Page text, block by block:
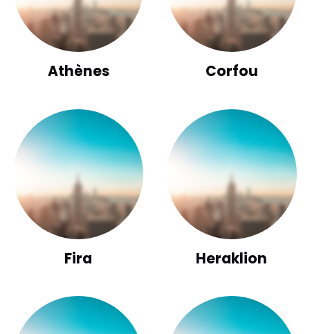
Athènes Corfou
Fira Heraklion